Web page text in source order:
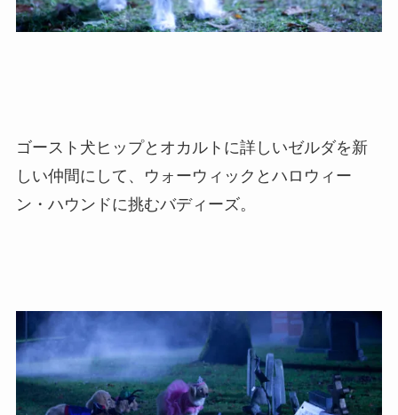
ゴースト犬ヒップとオカルトに詳しいゼルダを新
しい仲間にして、ウォーウィックとハロウィー
ン・ハウンドに挑むバディーズ。